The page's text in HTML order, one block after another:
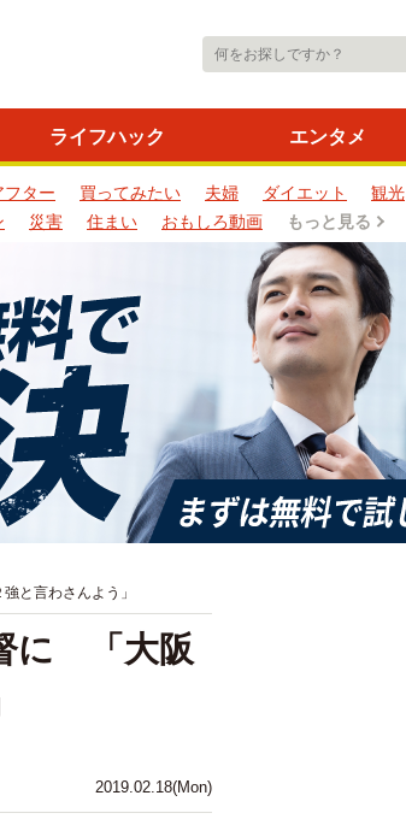
ライフハック エンタメ
フター 買ってみたい 夫婦 ダイエット 観光
災害 住まい おもしろ動画 もっと見る
と言わさんよう」
2019.02.18(Mon)
に 「大阪